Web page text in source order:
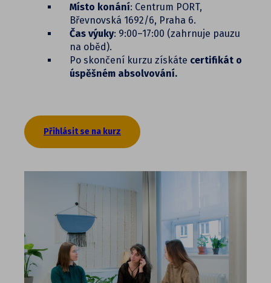
Místo konání: Centrum PORT,
Břevnovská 1692/6, Praha 6.
Čas výuky: 9:00–17:00 (zahrnuje pauzu
na oběd).
Po skončení kurzu získáte certifikát o
úspěšném absolvování.
Přihlásit se na kurz